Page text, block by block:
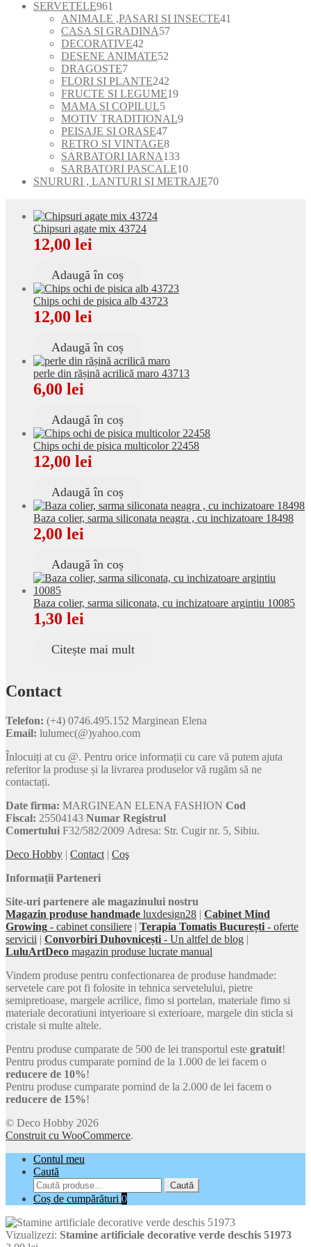
produse
SERVETELE961
de
produse
ANIMALE ,PASARI SI INSECTE41
CASA SI GRADINA5757
DECORATIVE42
de
DESENE ANIMATE52
produse
DRAGOSTE77
produse
FLORI SI PLANTE242
de
FRUCTE SI LEGUME1919
MAMA SI COPILUL55
produse
MOTIV TRADITIONAL99
PEISAJE SI ORASE4747
de
produse
RETRO SI VINTAGE88
produse
SARBATORI IARNA133133
de
produse
SARBATORI PASCALE1010
produse
SNURURI , LANTURI SI METRAJE7070
Chipsuri agate mix 43724
12,00 lei
Adaugă în coș
Chips ochi de pisica alb 43723
12,00 lei
Adaugă în coș
perle din rășină acrilică maro 43713
6,00 lei
Adaugă în coș
Chips ochi de pisica multicolor 22458
12,00 lei
Adaugă în coș
Baza colier, sarma siliconata neagra , cu inchizatoare 18498
2,00 lei
Adaugă în coș
Baza colier, sarma siliconata, cu inchizatoare argintiu 10085
1,30 lei
Citește mai mult
Contact
Telefon: (+4) 0746.495.152 Marginean Elena
Email: lulumec(@)yahoo.com
Înlocuiți at cu @. Pentru orice informații cu care vă putem ajuta
referitor la produse și la livrarea produselor vă rugăm să ne
contactați.
Date firma: MARGINEAN ELENA FASHION Cod
Fiscal: 25504143 Numar Registrul
Comertului F32/582/2009 Adresa: Str. Cugir nr. 5, Sibiu.
Deco Hobby | Contact | Coş
Informații Parteneri
Site-uri partenere ale magazinului nostru
Magazin produse handmade luxdesign28 | Cabinet Mind
Growing - cabinet consiliere | Terapia Tomatis București - oferte
servicii | Convorbiri Duhovnicești - Un altfel de blog |
LuluArtDeco magazin produse lucrate manual
Vindem produse pentru confectionarea de produse handmade:
servetele care pot fi folosite in tehnica servetelului, pietre
semipretioase, margele acrilice, fimo si portelan, materiale fimo si
materiale decoratiuni intyerioare si exterioare, margele din sticla si
cristale si multe altele.
Pentru produse cumparate de 500 de lei transportul este gratuit!
Pentru produs cumparate pornind de la 1.000 de lei facem o
reducere de 10%!
Pentru produse cumparate pornind de la 2.000 de lei facem o
reducere de 15%!
© Deco Hobby 2026
Construit cu WooCommerce.
Contul meu
Caută
Caută
după:
Caută
Coș de cumpărături 0
Vizualizezi: Stamine artificiale decorative verde deschis 51973